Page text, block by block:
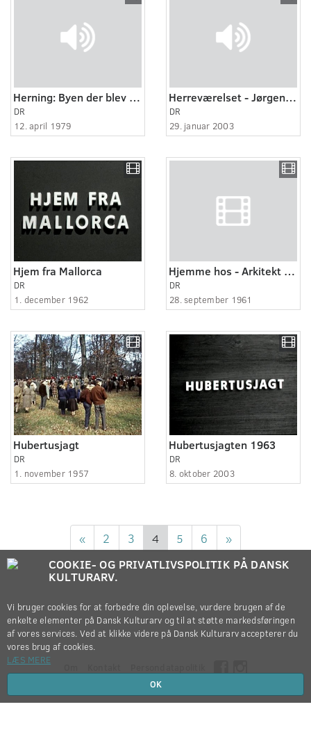
Herning: Byen der blev en succes
DR
12. april 1979
Herreværelset - Jørgen Duus
DR
29. januar 2003
Hjem fra Mallorca
DR
1. december 1962
Hjemme hos - Arkitekt Nanna Ditzel
DR
28. september 1961
Hubertusjagt
DR
1. november 1957
Hubertusjagten 1963
DR
8. oktober 2003
« 2 3 4 5 6 »
Copyright © 2012-2026
COOKIE- OG PRIVATLIVSPOLITIK PÅ DANSK
KULTURARV.
Vi bruger cookies for at forbedre din oplevelse, vurdere brugen af de
enkelte elementer på Dansk Kulturarv og til at støtte markedsføringen
af vores services. Ved at klikke videre på Dansk Kulturarv accepterer du
vores brug af cookies.
LÆS MERE
OK